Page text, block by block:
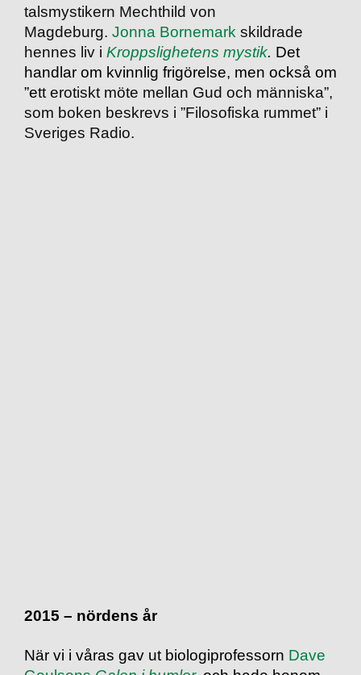
talsmystikern Mechthild von
Magdeburg. Jonna Bornemark skildrade
hennes liv i Kroppslighetens mystik Det
handlar om kvinnlig frigörelse, men också om
”ett erotiskt möte mellan Gud och människa”,
som boken beskrevs i ”Filosofiska rummet” i
Sveriges Radio.
2015 ­– nördens år
När vi i våras gav ut biologiprofessorn Dave